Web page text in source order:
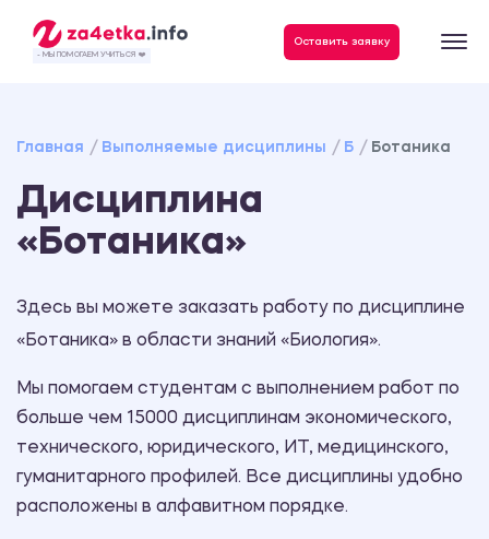
- МЫ ПОМОГАЕМ УЧИТЬСЯ ❤️
Оставить заявку
Главная Выполняемые дисциплины Б Ботаника
Дисциплина
«Ботаника»
Здесь вы можете заказать работу по дисциплине
«Ботаника» в области знаний «Биология».
Мы помогаем студентам с выполнением работ по
больше чем 15000 дисциплинам экономического,
технического, юридического, ИТ, медицинского,
гуманитарного профилей. Все дисциплины удобно
расположены в алфавитном порядке.